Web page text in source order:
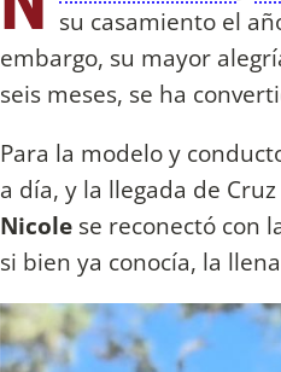
su casamiento el
embargo, su mayor
seis meses, se ha
Para la modelo y
a día, y la llegada de
Nicole se reconectó con
si bien ya conocía, la